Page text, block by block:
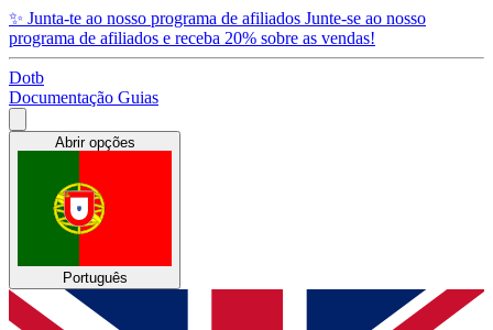
✨ Junta-te ao nosso programa de afiliados Junte-se ao nosso
programa de afiliados e receba 20% sobre as vendas!
Dotb
Documentação Guias
Abrir opções
Português